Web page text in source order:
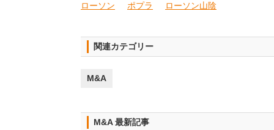
ローソン ポプラ ローソン山陰
関連カテゴリー
M&A
M&A 最新記事